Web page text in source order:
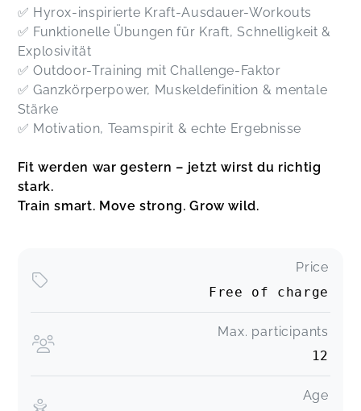
✅ Hyrox-inspirierte Kraft-Ausdauer-Workouts
✅ Funktionelle Übungen für Kraft, Schnelligkeit &
Explosivität
✅ Outdoor-Training mit Challenge-Faktor
✅ Ganzkörperpower, Muskeldefinition & mentale
Stärke
✅ Motivation, Teamspirit & echte Ergebnisse
Fit werden war gestern – jetzt wirst du richtig
stark.
Train smart. Move strong. Grow wild.
Price
Free of charge
Max. participants
12
Age